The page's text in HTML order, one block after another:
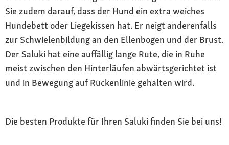
Sie zudem darauf, dass der Hund ein extra weiches
Hundebett oder Liegekissen hat. Er neigt anderenfalls
zur Schwielenbildung an den Ellenbogen und der Brust.
Der Saluki hat eine auffällig lange Rute, die in Ruhe
meist zwischen den Hinterläufen abwärtsgerichtet ist
und in Bewegung auf Rückenlinie gehalten wird.
Die besten Produkte für Ihren Saluki finden Sie bei uns!